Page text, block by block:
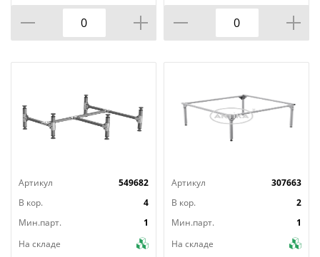
Артикул
549682
В кор.
4
Мин.парт.
1
На складе
Артикул
307663
В кор.
2
Мин.парт.
1
На складе